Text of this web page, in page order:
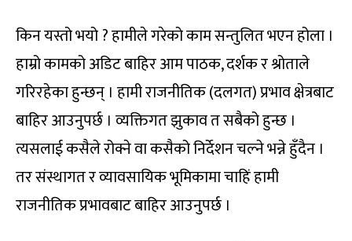
किन यस्तो भयो ? हामीले गरेको काम सन्तुलित भएन होला ।
हाम्रो कामको अडिट बाहिर आम पाठक, दर्शक र श्रोताले
गरिरहेका हुन्छन् । हामी राजनीतिक (दलगत) प्रभाव क्षेत्रबाट
बाहिर आउनुपर्छ । व्यक्तिगत झुकाव त सबैको हुन्छ ।
त्यसलाई कसैले रोक्ने वा कसैको निर्देशन चल्ने भन्ने हुँदैन ।
तर संस्थागत र व्यावसायिक भूमिकामा चाहिं हामी
राजनीतिक प्रभावबाट बाहिर आउनुपर्छ ।